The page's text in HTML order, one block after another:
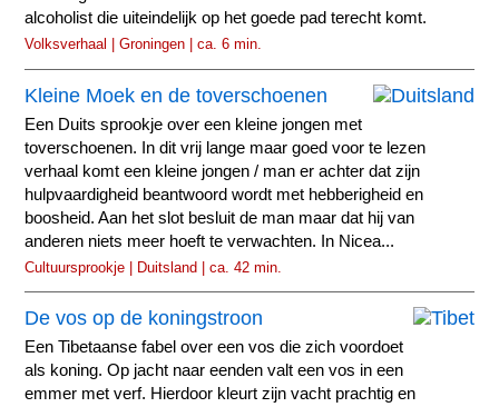
alcoholist die uiteindelijk op het goede pad terecht komt.
Volksverhaal | Groningen | ca. 6 min.
Kleine Moek en de toverschoenen
Een Duits sprookje over een kleine jongen met
toverschoenen. In dit vrij lange maar goed voor te lezen
verhaal komt een kleine jongen / man er achter dat zijn
hulpvaardigheid beantwoord wordt met hebberigheid en
boosheid. Aan het slot besluit de man maar dat hij van
anderen niets meer hoeft te verwachten. In Nicea...
Cultuursprookje | Duitsland | ca. 42 min.
De vos op de koningstroon
Een Tibetaanse fabel over een vos die zich voordoet
als koning. Op jacht naar eenden valt een vos in een
emmer met verf. Hierdoor kleurt zijn vacht prachtig en